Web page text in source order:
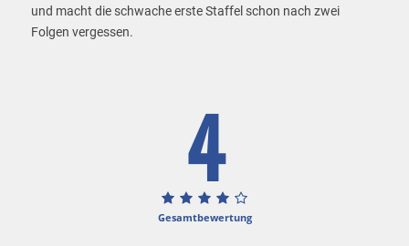
und macht die schwache erste Staffel schon nach zwei
Folgen vergessen.
4
Gesamtbewertung